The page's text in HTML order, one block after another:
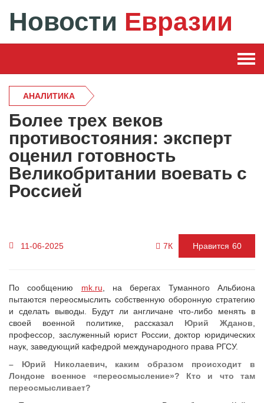
Новости Евразии
АНАЛИТИКА
Более трех веков
противостояния: эксперт
оценил готовность
Великобритании воевать с
Россией
11-06-2025 7К Нравится 60
По сообщению mk.ru , на берегах Туманного Альбиона
пытаются переосмыслить собственную оборонную стратегию
и сделать выводы. Будут ли англичане что-либо менять в
своей военной политике, рассказал Юрий Жданов
профессор, заслуженный юрист России, доктор юридических
наук, заведующий кафедрой международного права РГСУ.
– Юрий Николаевич, каким образом происходит в
Лондоне военное «переосмысление»? Кто и что там
переосмысливает?